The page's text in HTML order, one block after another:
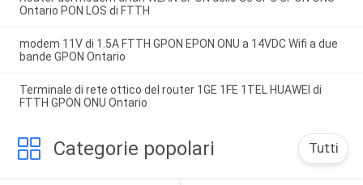
Ontario PON LOS di FTTH
modem 11V di 1.5A FTTH GPON EPON ONU a 14VDC Wifi a due
bande GPON Ontario
Terminale di rete ottico del router 1GE 1FE 1TEL HUAWEI di
FTTH GPON ONU Ontario
Categorie popolari Tutti